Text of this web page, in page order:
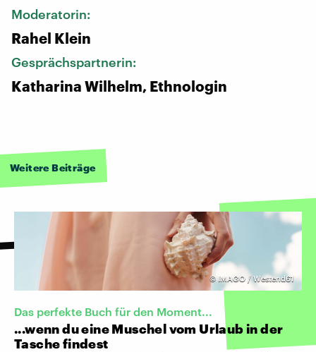
Moderatorin:
Rahel Klein
Gesprächspartnerin:
Katharina Wilhelm, Ethnologin
Weitere Beiträge
©IMAGO / Westend61
Das perfekte Buch für den Moment...
...wenn du eine Muschel vom Urlaub in der
Tasche findest